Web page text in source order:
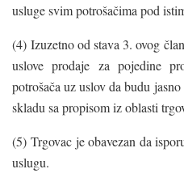
usluge svim potrošačima pod
(4) Izuzetno od stava 3. ovog
uslove prodaje za pojedine
potrošača uz uslov da budu
skladu sa propisom iz oblasti
(5) Trgovac je obavezan da
uslugu.